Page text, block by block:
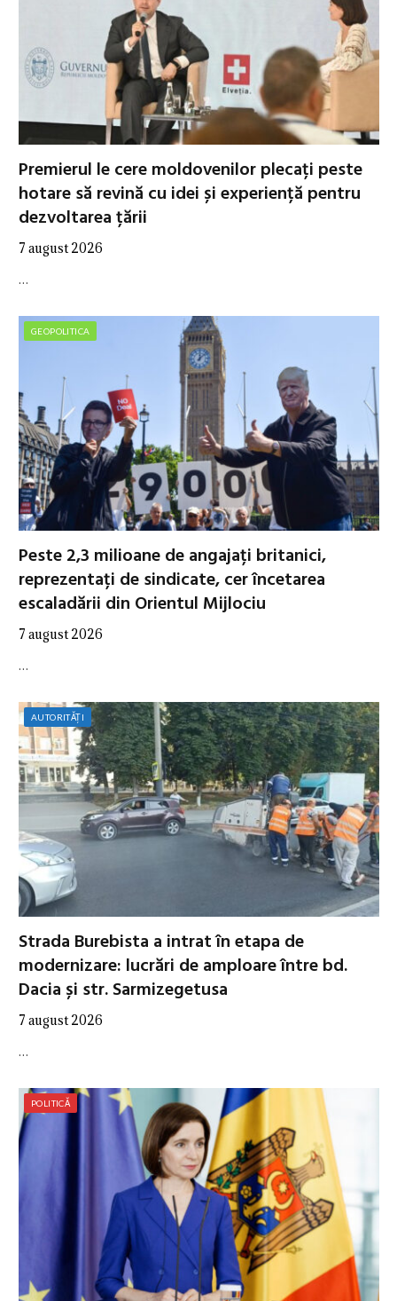
Premierul le cere moldovenilor plecați peste
hotare să revină cu idei și experiență pentru
dezvoltarea țării
7 august 2026
…
GEOPOLITICA
Peste 2,3 milioane de angajați britanici,
reprezentați de sindicate, cer încetarea
escaladării din Orientul Mijlociu
7 august 2026
…
AUTORITĂȚI
Strada Burebista a intrat în etapa de
modernizare: lucrări de amploare între bd.
Dacia și str. Sarmizegetusa
7 august 2026
…
POLITICĂ